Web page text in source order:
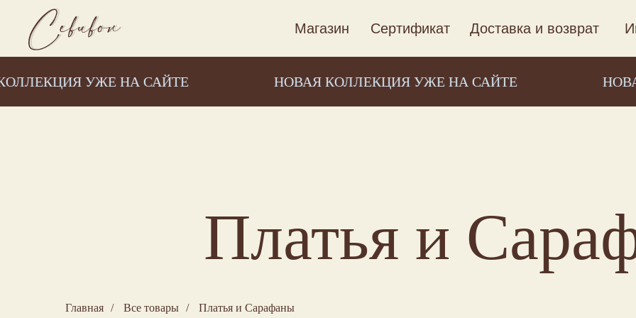
Магазин Сертификат Доставка и возврат
УЖЕ НА САЙТЕ НОВАЯ КОЛЛЕКЦИЯ УЖЕ НА САЙТЕ НОВАЯ
Платья и
Главная / Все товары / Платья и Сарафаны